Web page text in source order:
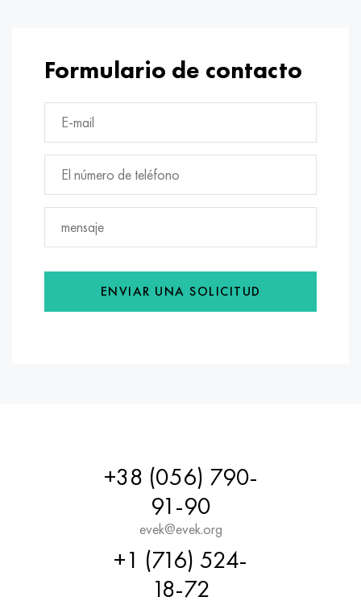
Formulario de contacto
ENVIAR UNA SOLICITUD
+38 (056) 790-
91-90
evek@evek.org
+1 (716) 524-
18-72